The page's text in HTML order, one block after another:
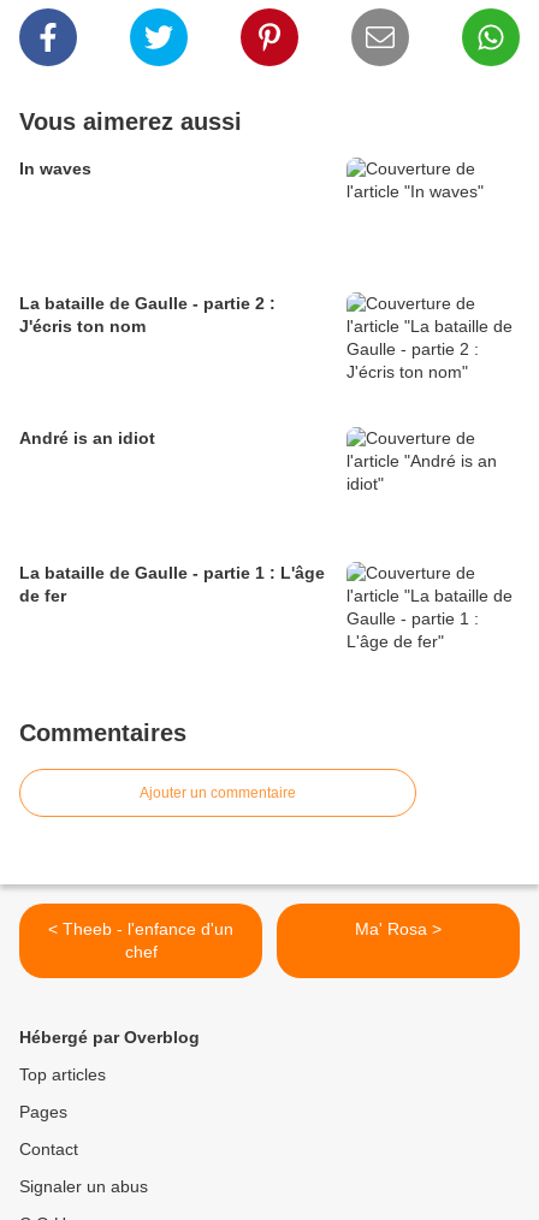
Vous aimerez aussi
In waves
La bataille de Gaulle - partie 2 :
J'écris ton nom
André is an idiot
La bataille de Gaulle - partie 1 : L'âge
de fer
Commentaires
Ajouter un commentaire
< Theeb - l'enfance d'un
chef
Ma' Rosa >
Hébergé par Overblog
Top articles
Pages
Contact
Signaler un abus